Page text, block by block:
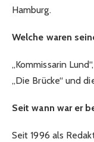
Hamburg.
Welche waren
„Kommissarin
„Die Brücke“ und
Seit wann war er
Seit 1996 als